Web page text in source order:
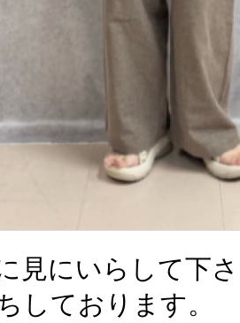
見にいらして下
しております。